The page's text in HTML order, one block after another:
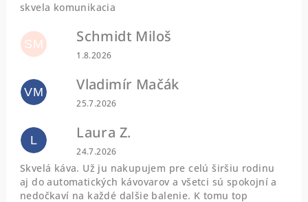
skvela komunikacia
SM Schmidt Miloš
Hodnotenie obchodu je 5 z 5 hviezdičiek.
1.8.2026
VM Vladimír Mačák
Hodnotenie obchodu je 5 z 5 hviezdičiek.
25.7.2026
L Laura Z.
Hodnotenie obchodu je 5 z 5 hviezdičiek.
24.7.2026
Skvelá káva. Už ju nakupujem pre celú širšiu rodinu
aj do automatických kávovarov a všetci sú spokojní a
nedočkaví na každé dalšie balenie. K tomu top